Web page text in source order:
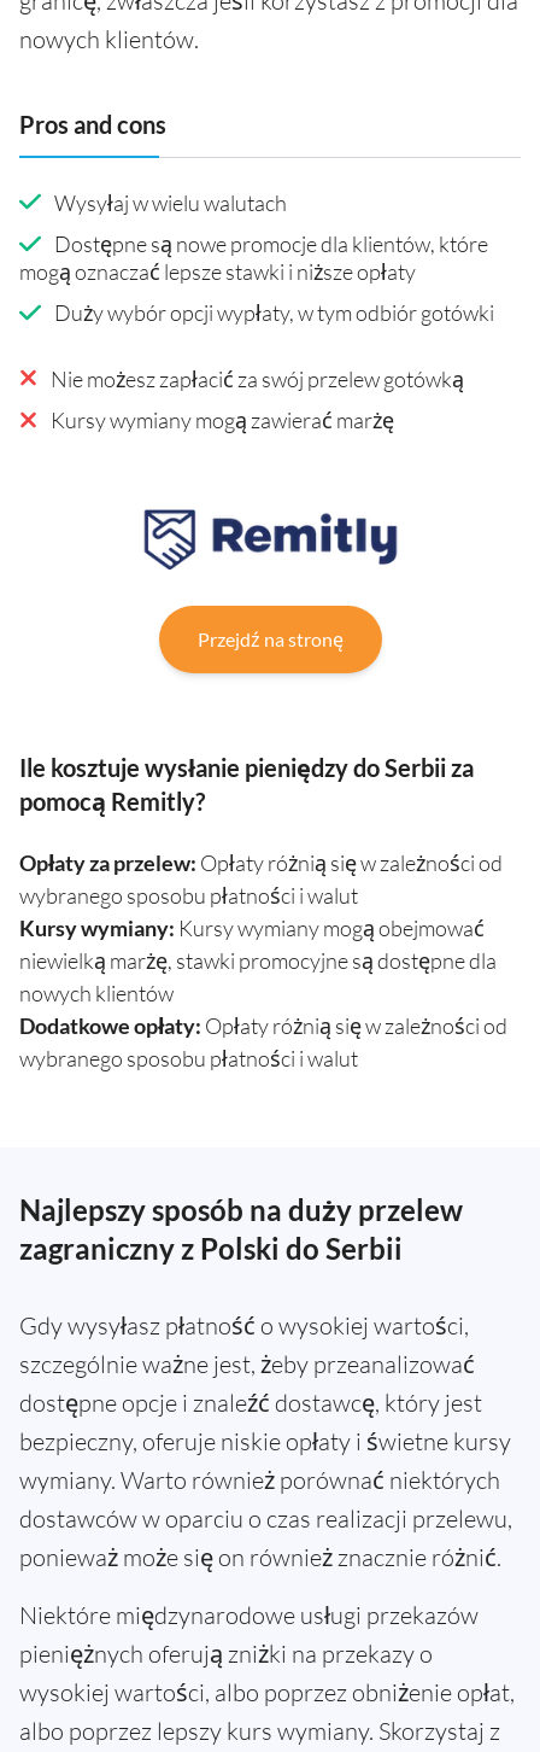
nowych klientów.
Pros and cons
Wysyłaj w wielu walutach
Dostępne są nowe promocje dla klientów, które
mogą oznaczać lepsze stawki i niższe opłaty
Duży wybór opcji wypłaty, w tym odbiór gotówki
Nie możesz zapłacić za swój przelew gotówką
Kursy wymiany mogą zawierać marżę
Przejdź na stronę
Ile kosztuje wysłanie pieniędzy do Serbii za
pomocą Remitly?
Opłaty za przelew: Opłaty różnią się w zależności od
wybranego sposobu płatności i walut
Kursy wymiany: Kursy wymiany mogą obejmować
niewielką marżę, stawki promocyjne są dostępne dla
nowych klientów
Dodatkowe opłaty: Opłaty różnią się w zależności od
wybranego sposobu płatności i walut
Najlepszy sposób na duży przelew
zagraniczny z Polski do Serbii
Gdy wysyłasz płatność o wysokiej wartości,
szczególnie ważne jest, żeby przeanalizować
dostępne opcje i znaleźć dostawcę, który jest
bezpieczny, oferuje niskie opłaty i świetne kursy
wymiany. Warto również porównać niektórych
dostawców w oparciu o czas realizacji przelewu,
ponieważ może się on również znacznie różnić.
Niektóre międzynarodowe usługi przekazów
pieniężnych oferują zniżki na przekazy o
wysokiej wartości, albo poprzez obniżenie opłat,
albo poprzez lepszy kurs wymiany. Skorzystaj z